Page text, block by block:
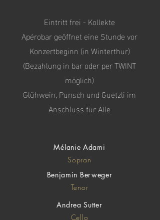
Eintritt frei - Kollekte
Apérobar geöffnet eine Stunde vor
Konzertbeginn (in Winterthur)
(Bezahlung in bar oder per TWINT
möglich)
Glühwein, Punsch und Guetzli im
Anschluss für Alle
Mélanie Adami
Sopran
Benjamin Berweger
Tenor
Andrea Sutter
Cello